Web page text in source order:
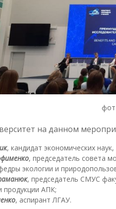
на данном
, кандидат экономических
, председатель совета
экологии и
, председатель СМУС
продукции АПК;
, аспирант ЛГАУ.